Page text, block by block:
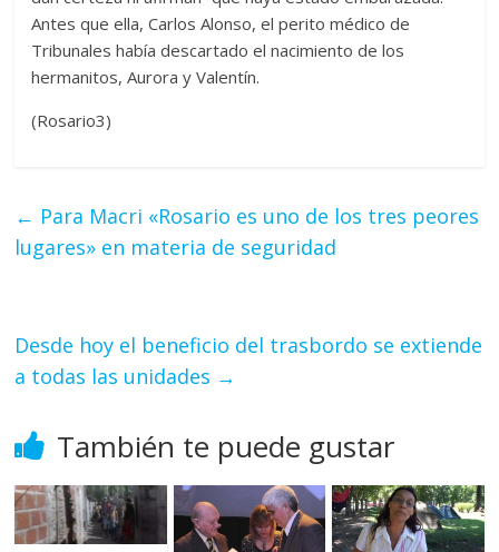
Antes que ella, Carlos Alonso, el perito médico de
Tribunales había descartado el nacimiento de los
hermanitos, Aurora y Valentín.
(Rosario3)
← Para Macri «Rosario es uno de los tres peores
lugares» en materia de seguridad
Desde hoy el beneficio del trasbordo se extiende
a todas las unidades →
También te puede gustar